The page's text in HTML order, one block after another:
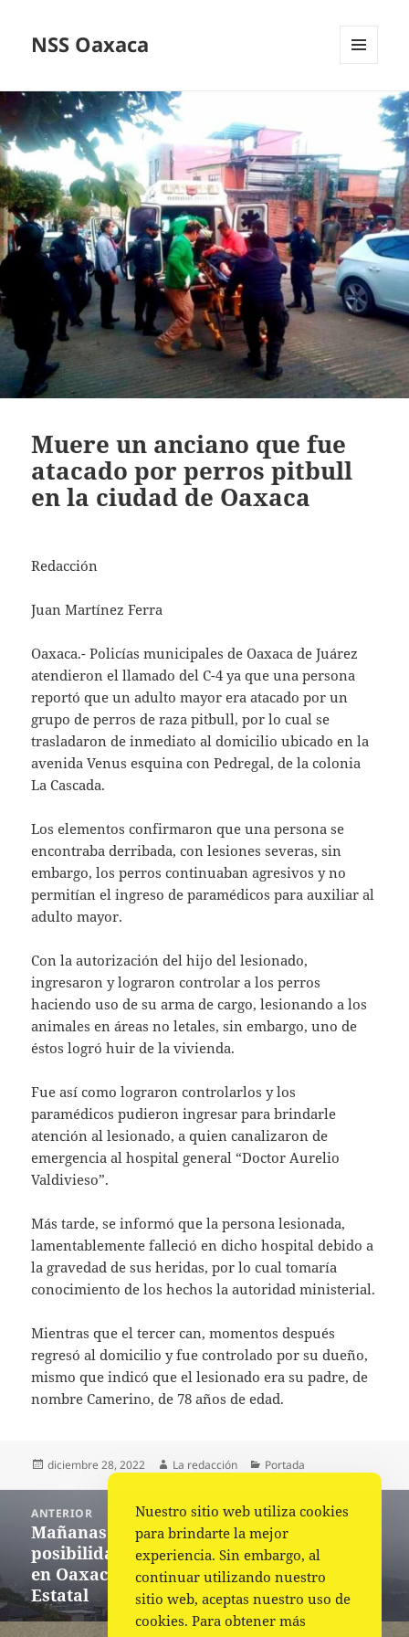
NSS Oaxaca
WIDGETS
Muere un anciano que fue
atacado por perros pitbull
en la ciudad de Oaxaca
Redacción
Juan Martínez Ferra
Oaxaca.- Policías municipales de Oaxaca de Juárez
atendieron el llamado del C-4 ya que una persona
reportó que un adulto mayor era atacado por un
grupo de perros de raza pitbull, por lo cual se
trasladaron de inmediato al domicilio ubicado en la
avenida Venus esquina con Pedregal, de la colonia
La Cascada.
Los elementos confirmaron que una persona se
encontraba derribada, con lesiones severas, sin
embargo, los perros continuaban agresivos y no
permitían el ingreso de paramédicos para auxiliar al
adulto mayor.
Con la autorización del hijo del lesionado,
ingresaron y lograron controlar a los perros
haciendo uso de su arma de cargo, lesionando a los
animales en áreas no letales, sin embargo, uno de
éstos logró huir de la vivienda.
Fue así como lograron controlarlos y los
paramédicos pudieron ingresar para brindarle
atención al lesionado, a quien canalizaron de
emergencia al hospital general “Doctor Aurelio
Valdivieso”.
Más tarde, se informó que la persona lesionada,
lamentablemente falleció en dicho hospital debido a
la gravedad de sus heridas, por lo cual tomaría
conocimiento de los hechos la autoridad ministerial.
Mientras que el tercer can, momentos después
regresó al domicilio y fue controlado por su dueño,
mismo que indicó que el lesionado era su padre, de
nombre Camerino, de 78 años de edad.
Publicado
diciembre 28, 2022 Autor
La redacción Categorías
Portada
entradas
ANTERIOR
Entrada
anterior:
Mañanas y noches frías, así como
posibilidad de heladas para esta semana
en Oaxaca, anunció Protección Civil
Estatal
Nuestro sitio web utiliza cookies
para brindarte la mejor
experiencia. Sin embargo, al
continuar utilizando nuestro
sitio web, aceptas nuestro uso de
cookies. Para obtener más